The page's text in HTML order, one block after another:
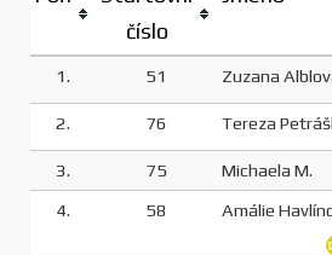
číslo
1. 51 Zuzana
2. 76 Tereza
3. 75 Michaela M.
4.
58 Amálie